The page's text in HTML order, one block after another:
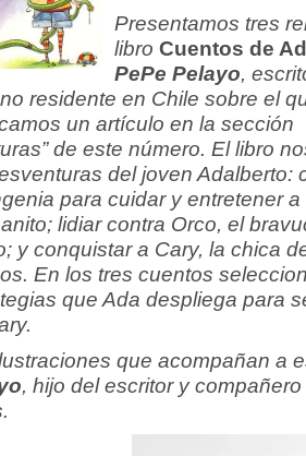
Presentamos tres
libro Cuentos de
PePe Pelayo,
residente en Chile sobre el
un artículo en la sección
de este número. El libro
del joven Adalberto:
para cuidar y entretener a
lidiar contra Orco, el
y conquistar a Cary, la chica
En los tres cuentos
que Ada despliega para
que acompañan a
, hijo del escritor y